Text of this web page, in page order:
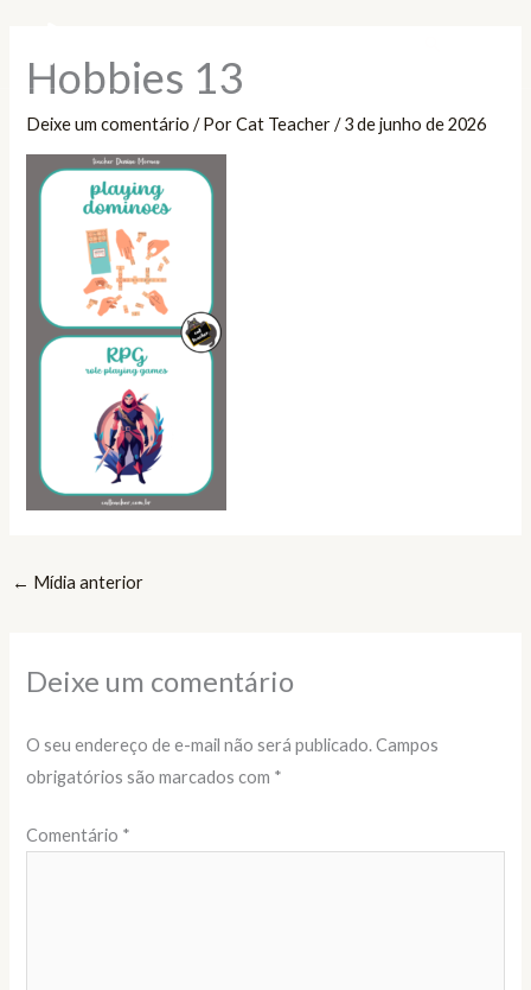
Hobbies 13
Deixe um comentário / PorCat Teacher/3 de junho de 2026
← Mídia anterior
Deixe um comentário
O seu endereço de e-mail não será publicado. Campos
obrigatórios são marcados com *
Comentário *